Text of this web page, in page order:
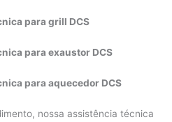
para grill DCS
para exaustor DCS
para aquecedor DCS
nossa assistência técnica